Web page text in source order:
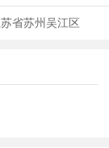
省苏州吴江区